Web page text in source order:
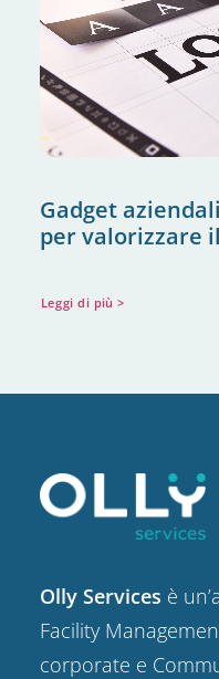
Gadget
per valorizzare
Leggi di più >
Olly Services è
Facility
corporate e